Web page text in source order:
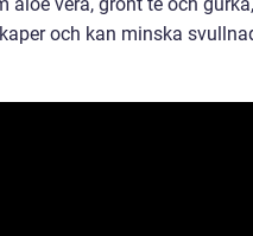
och kan minska